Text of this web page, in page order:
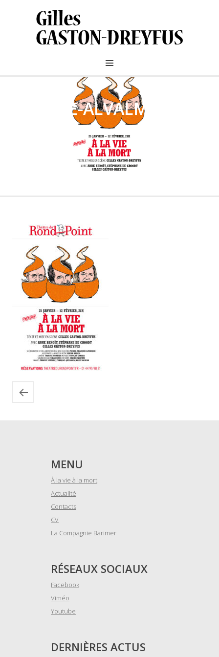
AFFICHE-ALVALM-
MENU
À la vie à la mort
Actualité
Contacts
CV
La Compagnie Barimer
RÉSEAUX SOCIAUX
Facebook
Viméo
Youtube
DERNIÈRES ACTUS